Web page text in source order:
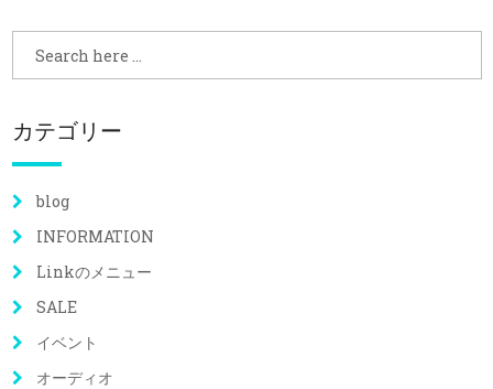
カテゴリー
blog
INFORMATION
Linkのメニュー
SALE
イベント
オーディオ